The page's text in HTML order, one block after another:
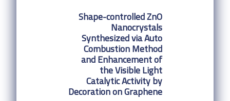
Shape-controlled ZnO
Nanocrystals
Synthesized via Auto
Combustion Method
and Enhancement of
the Visible Light
Catalytic Activity by
Decoration on Graphene